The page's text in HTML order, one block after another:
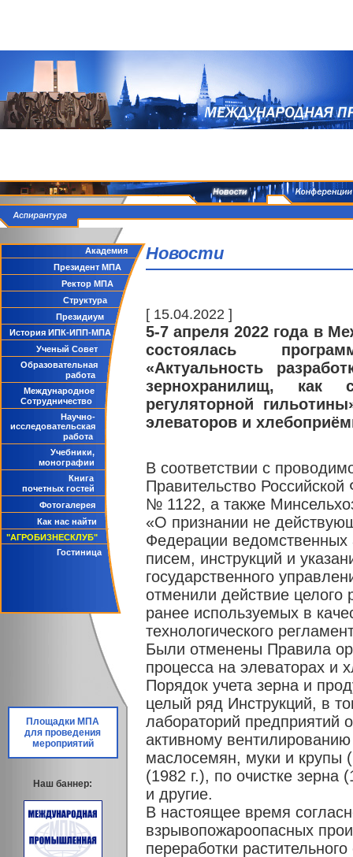
Академия
Президент МПА
Ректор МПА
Структура
Президиум
История ИПК-ИПП-МПА
Ученый Совет
Образовательная
работа
Международное
Сотрудничество
Научно-
исследовательская
работа
Учебники,
монографии
Книга
почетных гостей
Фотогалерея
Как нас найти
"АГРОБИЗНЕСКЛУБ"
Гостиница
Площадки МПА
для проведения
мероприятий
Наш баннер:
Новости
[ 15.04.2022 ]
5-7 апреля 2022 года в
состоялась
«Актуальность
зернохранилищ, как
регуляторной
элеваторов и
В соответствии с
Правительство
№ 1122, а также
«О признании не
Федерации
писем, инструкций и
государственного
отменили действие
ранее используемых в
технологического
Были отменены Правила
процесса на элеваторах и
Порядок учета зерна и
целый ряд Инструкций, в
лабораторий предприятий
активному
маслосемян, муки и крупы
(1982 г.), по очистке зерна
и другие.
В настоящее время
взрывопожароопасных
переработки